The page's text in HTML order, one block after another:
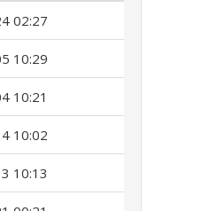
02:27
10:29
10:21
10:02
10:13